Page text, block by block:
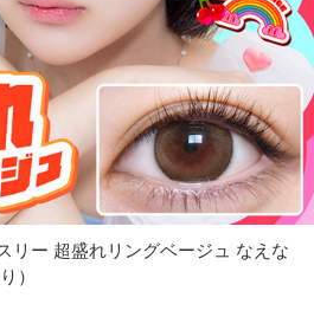
リー 超盛れリングベージュ なえな
）